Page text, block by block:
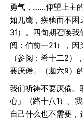
勇气，……仰望上主
如兀鹰，疾驰而不困
31）。四旬期召唤
阅：伯前一21），
（参阅：希十二2）
要厌倦」（迦六9）的
我们祈祷不要厌倦。
心」（路十八1）。
自己什么也不需要